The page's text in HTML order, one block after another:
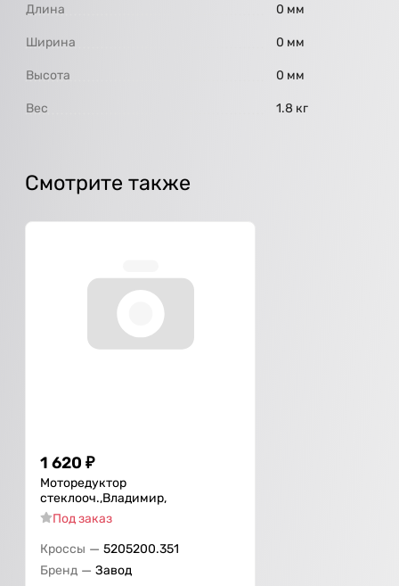
Длина 0 мм
Ширина 0 мм
Высота 0 мм
Вес 1.8 кг
Смотрите также
1 620 ₽
Моторедуктор
стеклооч.,Владимир,
Под заказ
Кроссы — 5205200.351
Бренд — Завод